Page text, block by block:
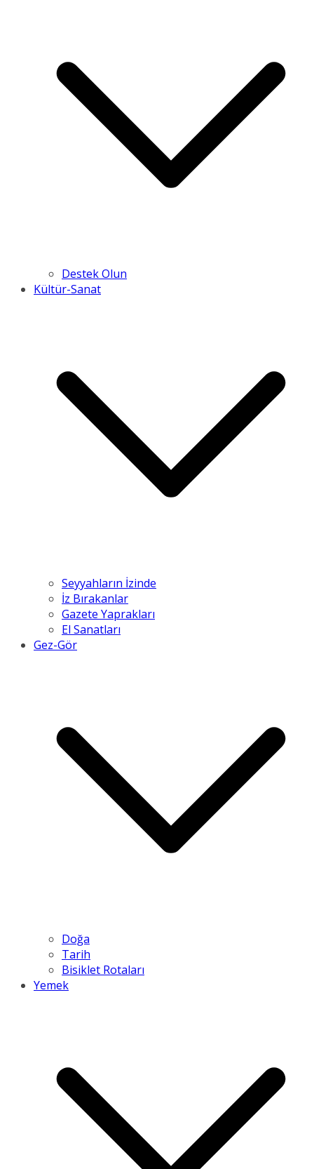
Destek Olun
Kültür-Sanat
Seyyahların İzinde
İz Bırakanlar
Gazete Yaprakları
El Sanatları
Gez-Gör
Doğa
Tarih
Bisiklet Rotaları
Yemek